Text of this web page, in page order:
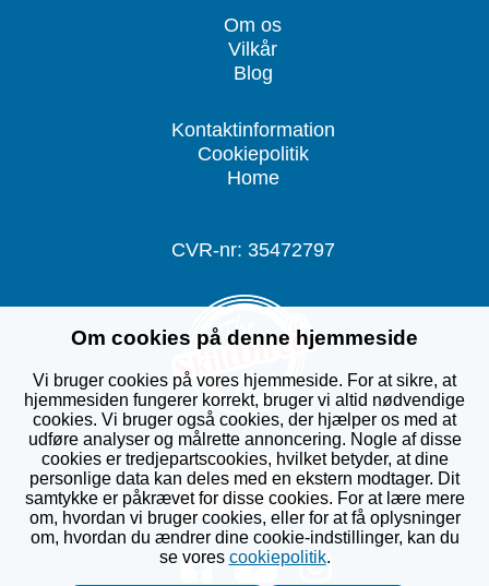
Om os
Vilkår
Blog
Kontaktinformation
Cookiepolitik
Home
CVR-nr: 35472797
Om cookies på denne hjemmeside
Vi bruger cookies på vores hjemmeside. For at sikre, at
hjemmesiden fungerer korrekt, bruger vi altid nødvendige
cookies. Vi bruger også cookies, der hjælper os med at
udføre analyser og målrette annoncering. Nogle af disse
cookies er tredjepartscookies, hvilket betyder, at dine
personlige data kan deles med en ekstern modtager. Dit
samtykke er påkrævet for disse cookies. For at lære mere
om, hvordan vi bruger cookies, eller for at få oplysninger
om, hvordan du ændrer dine cookie-indstillinger, kan du
se vores cookiepolitik.